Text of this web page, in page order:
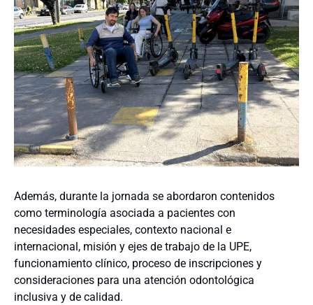
Además, durante la jornada se abordaron contenidos
como terminología asociada a pacientes con
necesidades especiales, contexto nacional e
internacional, misión y ejes de trabajo de la UPE,
funcionamiento clínico, proceso de inscripciones y
consideraciones para una atención odontológica
inclusiva y de calidad.